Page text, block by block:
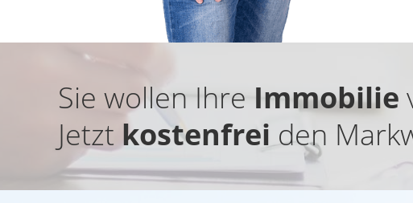
Sie wollen Ihre Immobilie
Jetzt kostenfrei den